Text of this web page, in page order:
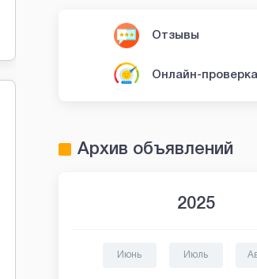
Отзывы
Онлайн-
Архив объявлений
2025
Июнь Июль